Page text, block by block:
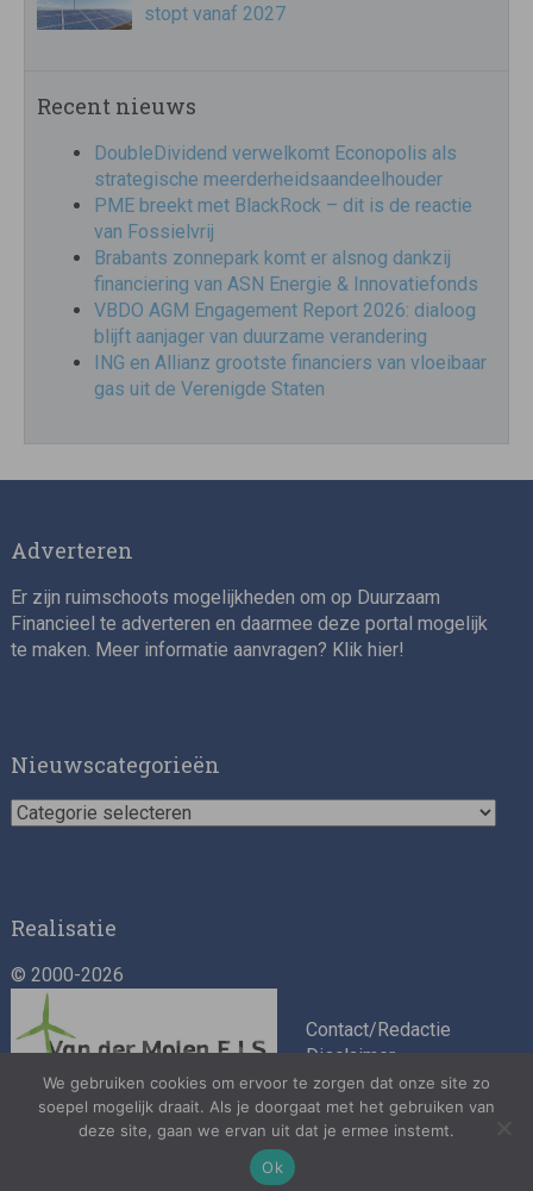
stopt vanaf 2027
Recent nieuws
DoubleDividend verwelkomt Econopolis als
strategische meerderheidsaandeelhouder
PME breekt met BlackRock – dit is de reactie
van Fossielvrij
Brabants zonnepark komt er alsnog dankzij
financiering van ASN Energie & Innovatiefonds
VBDO AGM Engagement Report 2026: dialoog
blijft aanjager van duurzame verandering
ING en Allianz grootste financiers van vloeibaar
gas uit de Verenigde Staten
Adverteren
Er zijn ruimschoots mogelijkheden om op Duurzaam
Financieel te adverteren en daarmee deze portal mogelijk
te maken. Meer informatie aanvragen? Klik hier!
Nieuwscategorieën
Nieuwscategorieën
Realisatie
© 2000-2026
Contact/Redactie
Disclaimer
Algemene
voorwaarden
Privacybeleid
We gebruiken cookies om ervoor te zorgen dat onze site zo
soepel mogelijk draait. Als je doorgaat met het gebruiken van
deze site, gaan we ervan uit dat je ermee instemt.
Ok